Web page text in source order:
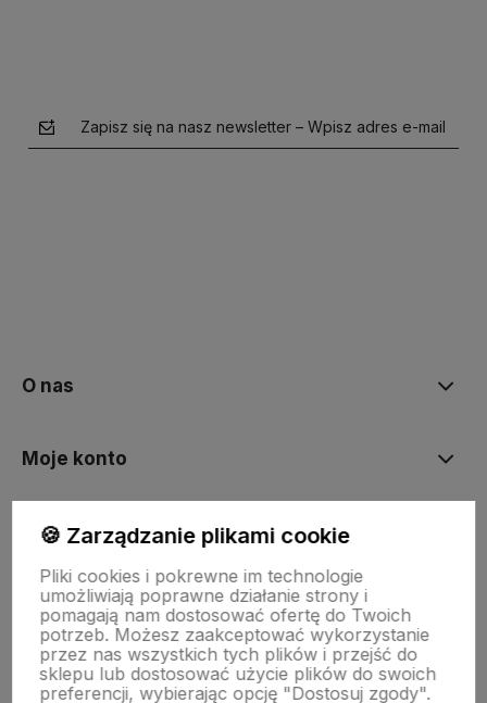
Zapisz się na nasz newsletter – Wpisz adres e-mail
O nas
Moje konto
Bestsellery
Płatności i dostawa
Informacje
🍪 Zarządzanie plikami cookie
Pliki cookies i pokrewne im technologie
umożliwiają poprawne działanie strony i
pomagają nam dostosować ofertę do Twoich
potrzeb. Możesz zaakceptować wykorzystanie
przez nas wszystkich tych plików i przejść do
sklepu lub dostosować użycie plików do swoich
preferencji, wybierając opcję "Dostosuj zgody".